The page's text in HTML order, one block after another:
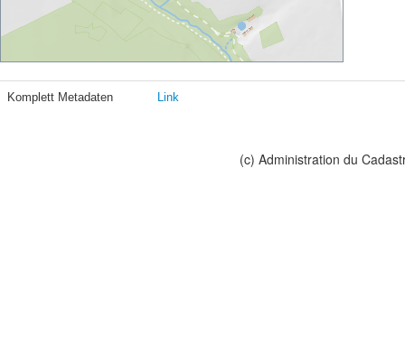
Komplett Metadaten Link
(c) Administration du